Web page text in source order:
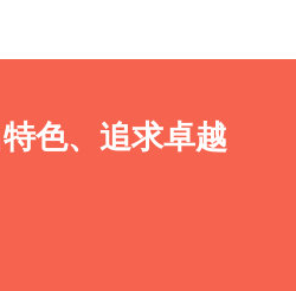
色、追求卓越